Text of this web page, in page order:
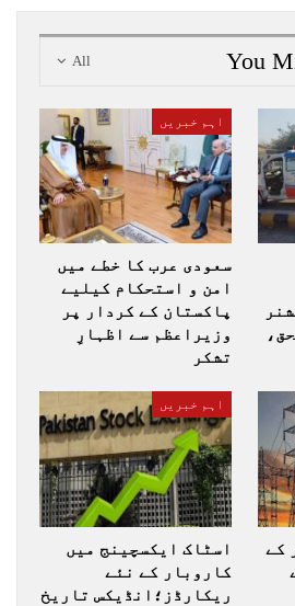
All You
اہم خبریں
سعودی عرب کا خطے میں
امن و استحکام کیلیے
پاکستان کے کردار پر
وزیراعظم سے اظہارِ
تشکر
کے
اہم خبریں
اسٹاک ایکسچینج میں
کاروبار کے نئے
ریکارڈز؛انڈیکس تاریخ